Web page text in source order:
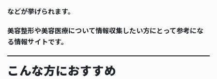
などが挙げられます。
美容整形や美容医療について情報収集したい方にとって参考にな
る情報サイトです。
こんな方におすすめ